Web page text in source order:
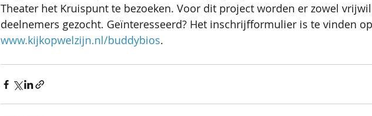
Theater het Kruispunt te bezoeken. Voor dit project worden er zowel
deelnemers gezocht. Geïnteresseerd? Het inschrijfformulier is te vinden op
www.kijkopwelzijn.nl/buddybios.